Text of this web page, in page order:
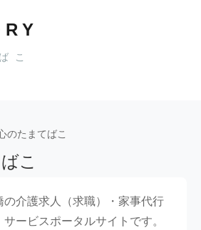
こ
のたまてばこ
こ
の介護求人（求職）・家事代行
ービスポータルサイトです。